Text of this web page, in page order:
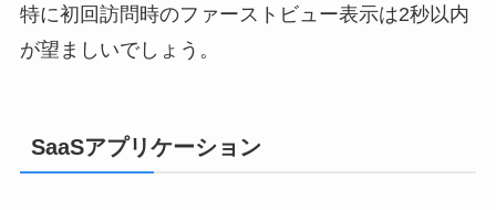
特に初回訪問時のファーストビュー表示は2秒以内
が望ましいでしょう。
SaaSアプリケーション